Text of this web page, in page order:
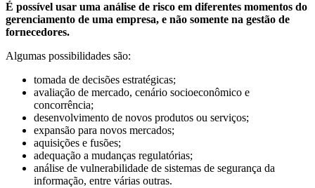
É possível usar uma análise de risco em diferentes momentos do
gerenciamento de uma empresa, e não somente na gestão de
fornecedores.
Algumas possibilidades são:
tomada de decisões estratégicas;
avaliação de mercado, cenário socioeconômico e
concorrência;
desenvolvimento de novos produtos ou serviços;
expansão para novos mercados;
aquisições e fusões;
adequação a mudanças regulatórias;
análise de vulnerabilidade de sistemas de segurança da
informação, entre várias outras.